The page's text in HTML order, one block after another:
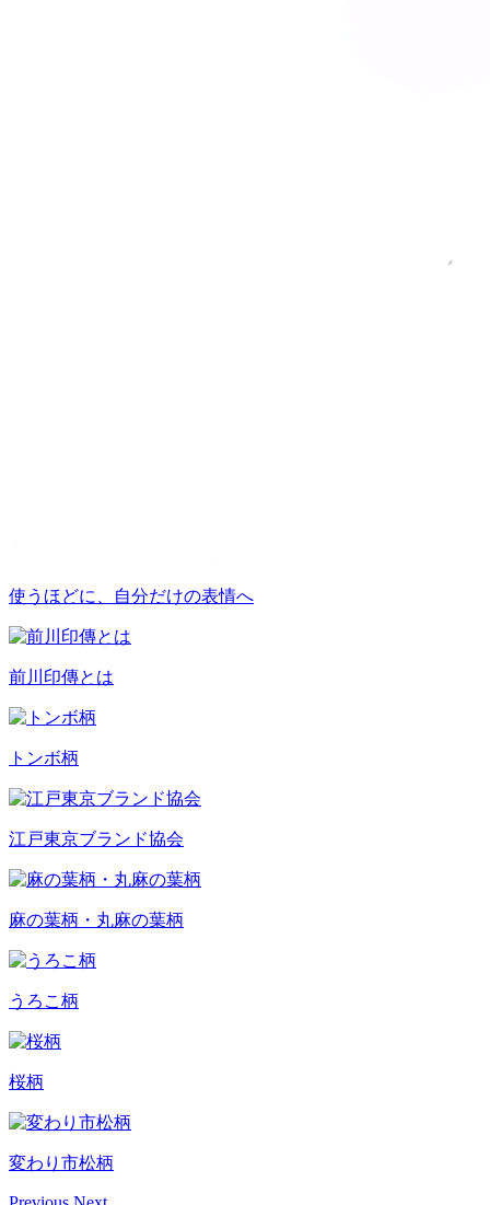
使うほどに、自分だけの表情へ
前川印傳とは
トンボ柄
江戸東京ブランド協会
麻の葉柄・丸麻の葉柄
うろこ柄
桜柄
変わり市松柄